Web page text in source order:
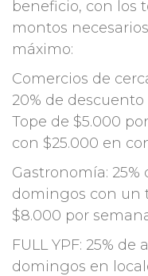
beneficio, con los
montos
máximo:
Comercios de
20% de
Tope de $5.000
con $25.000 en
Gastronomía:
domingos con un
$8.000 por
FULL YPF: 25%
domingos en